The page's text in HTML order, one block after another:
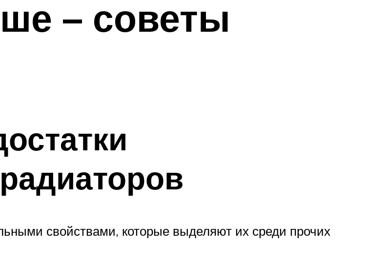
– советы
свойствами, которые выделяют их среди прочих